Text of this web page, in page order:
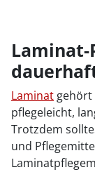
Laminat gehört
pflegeleicht,
Trotzdem
und